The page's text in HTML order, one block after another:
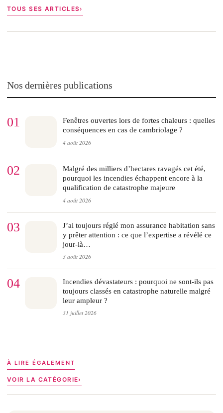
TOUS SES ARTICLES
Nos dernières publications
01
Fenêtres ouvertes lors de fortes chaleurs : quelles
conséquences en cas de cambriolage ?
4 août 2026
02
Malgré des milliers d’hectares ravagés cet été,
pourquoi les incendies échappent encore à la
qualification de catastrophe majeure
4 août 2026
03
J’ai toujours réglé mon assurance habitation sans
y prêter attention : ce que l’expertise a révélé ce
jour-là…
3 août 2026
04
Incendies dévastateurs : pourquoi ne sont-ils pas
toujours classés en catastrophe naturelle malgré
leur ampleur ?
31 juillet 2026
À LIRE ÉGALEMENT
VOIR LA CATÉGORIE